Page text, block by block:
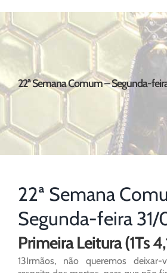
22ª Semana Comum – Segunda-
22ª Semana
Segunda-feira
Primeira Leitura (1Ts
13Irmãos, não queremos